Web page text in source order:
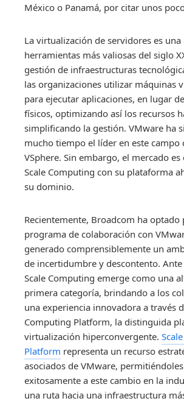
México o Panamá, por citar unos
La virtualización de servidores es una
herramientas más valiosas del siglo
gestión de infraestructuras
las organizaciones utilizar máquinas
para ejecutar aplicaciones, en lugar
físicos, optimizando así los recursos
simplificando la gestión. VMware ha
mucho tiempo el líder en este campo
VSphere. Sin embargo, el mercado
Scale Computing con su plataforma
su dominio.
Recientemente, Broadcom ha optado
programa de colaboración con
generado comprensiblemente un
de incertidumbre y descontento. Ante
Scale Computing emerge como una
primera categoría, brindando a los
una experiencia innovadora a través
Computing Platform, la distinguida
virtualización hiperconvergente.
Platform representa un recurso
asociados de VMware,
exitosamente a este cambio en la
una ruta hacia una infraestructura